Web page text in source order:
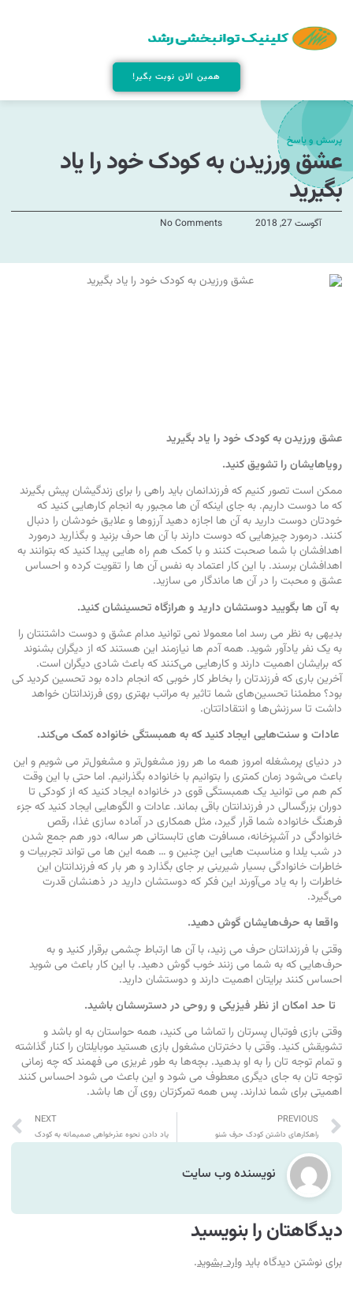
همین الان نوبت بگیر!
پرسش و پاسخ
عشق ورزیدن به کودک خود را یاد
بگیرید
آگوست 27, 2018 No Comments
عشق ورزیدن به کودک خود را یاد بگیرید
رویاهایشان را تشویق کنید.
ممکن است تصور کنیم که فرزندانمان باید راهی را برای زندگیشان پیش بگیرند
که ما دوست داریم. به جای اینکه آن ها مجبور به انجام کارهایی کنید که
خودتان دوست دارید به آن ها اجازه دهید آرزوها و علایق خودشان را دنبال
کنند. درمورد چیزهایی که دوست دارند با آن ها حرف بزنید و بگذارید درمورد
اهدافشان با شما صحبت کنند و با کمک هم راه ‌هایی پیدا کنید که بتوانند به
اهدافشان برسند. با این کار اعتماد به ‌نفس آن ها را تقویت کرده و احساس
عشق و محبت را در آن ها ماندگار می ‌سازید.
به آن ها بگویید دوستشان دارید و هرازگاه تحسینشان کنید.
بدیهی به نظر می ‌‌رسد اما معمولا نمی‌ توانید مدام عشق و دوست داشتنتان را
به یک نفر یادآور شوید. همه آدم ها نیازمند این هستند که از دیگران بشنوند
که برایشان اهمیت دارند و کارهایی می‌کنند که باعث شادی دیگران است.
آخرین باری که فرزندتان را بخاطر کار خوبی که انجام داده‌ بود تحسین کردید کی
بود؟ مطمئنا تحسین‌های شما تاثیر به مراتب بهتری روی فرزندانتان خواهد
داشت تا سرزنش‌ها و انتقاداتتان.
عادات و سنت‌هایی ایجاد کنید که به همبستگی خانواده کمک می‌کند.
در دنیای پرمشغله امروز همه ما هر روز مشغول‌تر و مشغول‌تر می‌ شویم و این
باعث می‌شود زمان کمتری را بتوانیم با خانواده بگذرانیم. اما حتی با این وقت
کم هم می ‌توانید یک همبستگی قوی در خانواده ایجاد کنید که از کودکی تا
دوران بزرگسالی در فرزندانتان باقی بماند. عادات و الگوهایی ایجاد کنید که جزء
فرهنگ خانواده شما قرار گیرد، مثل همکاری در آماده ‌سازی غذا، رقص
خانوادگی در آشپزخانه، مسافرت ‌های تابستانی هر ساله، دور هم جمع شدن
در شب یلدا و مناسبت‌ هایی این چنین و … همه این ها می ‌تواند تجربیات و
خاطرات خانوادگی بسیار شیرینی بر جای بگذارد و هر بار که فرزندانتان این
خاطرات را به یاد می‌آورند این فکر که دوستشان دارید در ذهنشان قدرت
می‌گیرد.
واقعا به حرف‌هایشان گوش دهید.
وقتی با فرزندانتان حرف می‌ زنید، با آن ها ارتباط چشمی برقرار کنید و به
حرف‌هایی که به شما می‌ زنند خوب گوش دهید. با این کار باعث می‌ شوید
احساس کنند برایتان اهمیت دارند و دوستشان دارید.
تا حد امکان از نظر فیزیکی و روحی در دسترسشان باشید.
وقتی بازی فوتبال پسرتان را تماشا می‌ کنید، همه حواستان به او باشد و
تشویقش کنید. وقتی با دخترتان مشغول بازی هستید موبایلتان را کنار گذاشته
و تمام توجه تان را به او بدهید. بچه‌ها به طور غریزی می‌ فهمند که چه زمانی
توجه تان به جای دیگری معطوف می ‌شود و این باعث می ‌شود احساس کنند
اهمیتی برای شما ندارند. پس همه تمرکزتان روی آن ها باشد.
PREVIOUS
راهکارهای داشتن کودک حرف شنو
NEXT
یاد دادن نحوه عذرخواهی صمیمانه به کودک
نویسنده وب سایت
دیدگاهتان را بنویسید
برای نوشتن دیدگاه بایدوارد بشوید.